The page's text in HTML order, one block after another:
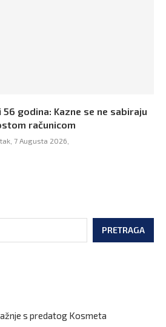
godina: Kazne se ne sabiraju
računicom
7 Augusta 2026,
PRETRAGA
s predatog Kosmeta